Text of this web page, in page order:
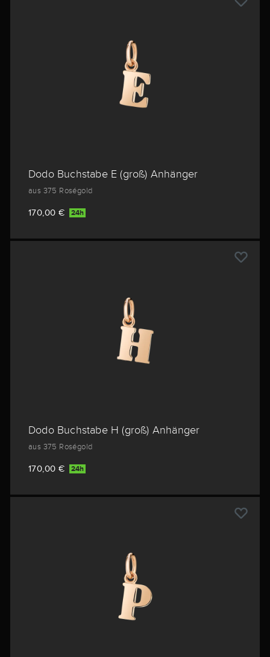
Dodo Buchstabe E (groß) Anhänger
aus 375 Roségold
170,00 € 24h
Dodo Buchstabe H (groß) Anhänger
aus 375 Roségold
170,00 € 24h